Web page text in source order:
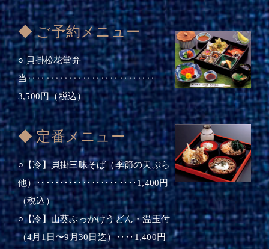
◆ ご予約メニュー
○ 貝掛松花堂弁
当‥‥‥‥‥‥‥‥‥‥‥‥‥‥
3,500円（税込）
◆ 定番メニュー
○【冷】貝掛三昧そば（季節の天ぷら
他）‥‥‥‥‥‥‥‥‥‥‥1,400円
（税込）
○【冷】山葵ぶっかけうどん・温玉付
（4月1日〜9月30日迄）‥‥1,400円